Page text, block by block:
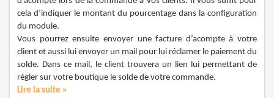
cela d’indiquer le montant du pourcentage dans la configuration
du module.
Vous pourrez ensuite envoyer une facture d’acompte à votre
client et aussi lui envoyer un mail pour lui réclamer le paiement du
solde. Dans ce mail, le client trouvera un lien lui permettant de
régler sur votre boutique le solde de votre commande.
Lire la suite »